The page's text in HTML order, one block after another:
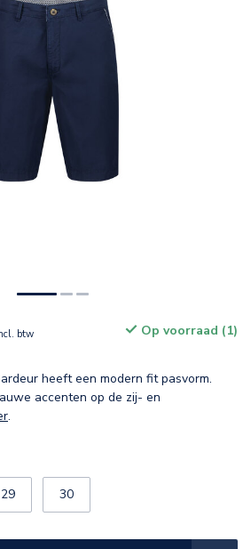
btw Op voorraad (1)
heeft een modern fit pasvorm.
accenten op de zij- en
.
29 30